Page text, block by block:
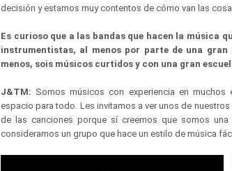
decisión y estamos muy contentos de cómo van las
Es curioso que a las bandas que hacen la música
instrumentistas, al menos por parte de una gran
menos, sois músicos curtidos y con una gran
J&TM: Somos músicos con experiencia en
espacio para todo. Les invitamos a ver unos de
de las canciones porque sí creemos que somos
consideramos un grupo que hace un estilo de música